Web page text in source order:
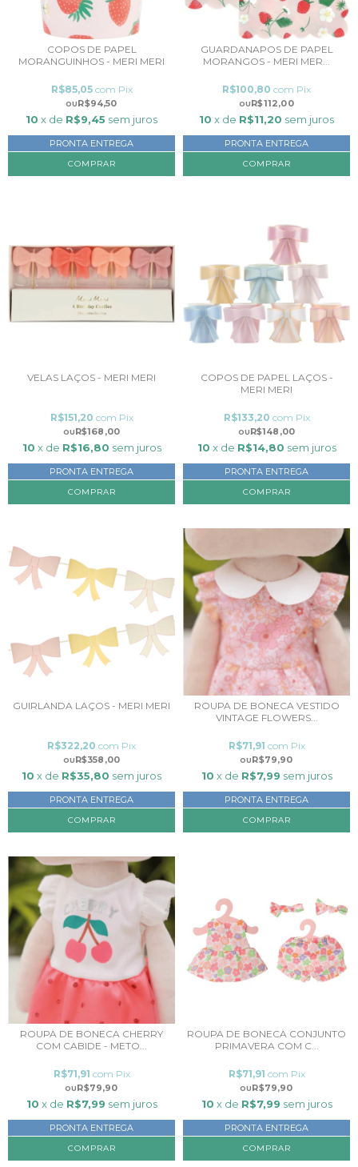
COPOS DE PAPEL
MORANGUINHOS - MERI MERI
R$94,50
R$85,05 com Pix
10 x de R$9,45 sem juros
PRONTA ENTREGA
GUARDANAPOS DE PAPEL
MORANGOS - MERI MER...
R$112,00
R$100,80 com Pix
10 x de R$11,20 sem juros
PRONTA ENTREGA
COMPRAR
VELAS LAÇOS - MERI MERI
R$168,00
R$151,20 com Pix
10 x de R$16,80 sem juros
PRONTA ENTREGA
COPOS DE PAPEL LAÇOS -
MERI MERI
R$148,00
R$133,20 com Pix
10 x de R$14,80 sem juros
PRONTA ENTREGA
GUIRLANDA LAÇOS - MERI MERI
R$358,00
R$322,20 com Pix
10 x de R$35,80 sem juros
PRONTA ENTREGA
ROUPA DE BONECA VESTIDO
VINTAGE FLOWERS...
R$79,90
R$71,91 com Pix
10 x de R$7,99 sem juros
PRONTA ENTREGA
ROUPA DE BONECA CHERRY
COM CABIDE - METO...
R$79,90
R$71,91 com Pix
10 x de R$7,99 sem juros
PRONTA ENTREGA
ROUPA DE BONECA CONJUNTO
PRIMAVERA COM C...
R$79,90
R$71,91 com Pix
10 x de R$7,99 sem juros
PRONTA ENTREGA